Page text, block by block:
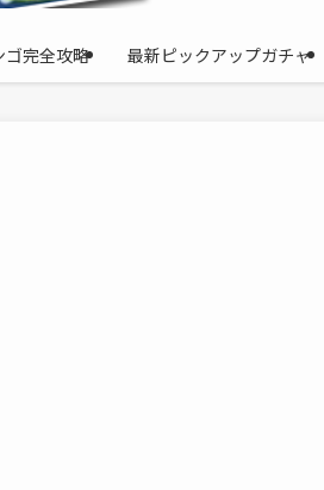
ゴ完全攻略 最新ピックアップガチャ